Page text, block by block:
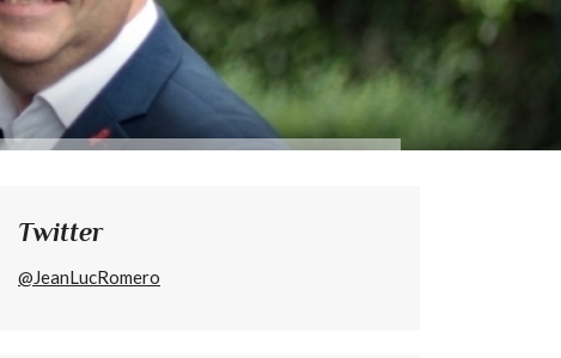
Twitter
@JeanLucRomero